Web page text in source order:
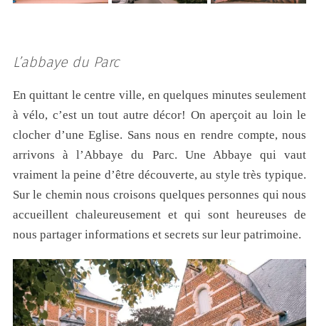
L’abbaye du Parc
En quittant le centre ville, en quelques minutes seulement
à vélo, c’est un tout autre décor! On aperçoit au loin le
clocher d’une Eglise. Sans nous en rendre compte, nous
arrivons à l’Abbaye du Parc. Une Abbaye qui vaut
vraiment la peine d’être découverte, au style très typique.
Sur le chemin nous croisons quelques personnes qui nous
accueillent chaleureusement et qui sont heureuses de
nous partager informations et secrets sur leur patrimoine.